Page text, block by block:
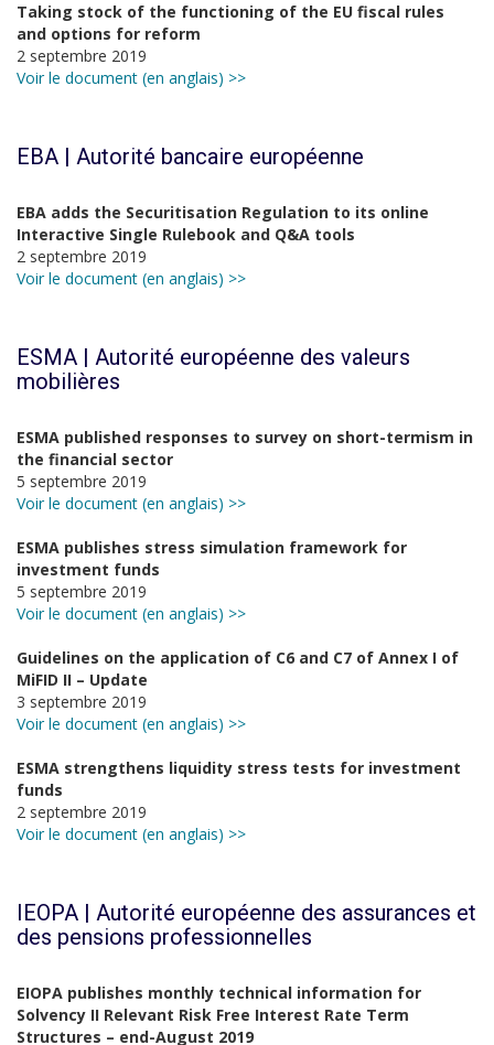
Taking stock of the functioning of the EU fiscal rules
and options for reform
2 septembre 2019
Voir le document (en anglais) >>
EBA | Autorité bancaire européenne
EBA adds the Securitisation Regulation to its online
Interactive Single Rulebook and Q&A tools
2 septembre 2019
Voir le document (en anglais) >>
ESMA | Autorité européenne des valeurs
mobilières
ESMA published responses to survey on short-termism in
the financial sector
5 septembre 2019
Voir le document (en anglais) >>
ESMA publishes stress simulation framework for
investment funds
5 septembre 2019
Voir le document (en anglais) >>
Guidelines on the application of C6 and C7 of Annex I of
MiFID II – Update
3 septembre 2019
Voir le document (en anglais) >>
ESMA strengthens liquidity stress tests for investment
funds
2 septembre 2019
Voir le document (en anglais) >>
IEOPA | Autorité européenne des assurances et
des pensions professionnelles
EIOPA publishes monthly technical information for
Solvency II Relevant Risk Free Interest Rate Term
Structures – end-August 2019